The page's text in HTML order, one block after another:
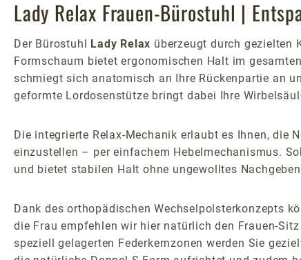
Lady Relax Frauen-Bürostuhl |
Der Bürostuhl Lady Relax überzeugt durch gezielten
Formschaum bietet ergonomischen Halt im
schmiegt sich anatomisch an Ihre Rückenpartie an
geformte Lordosenstütze bringt dabei Ihre
Die integrierte Relax-Mechanik erlaubt es Ihnen, die
einzustellen – per einfachem Hebelmechanismus.
und bietet stabilen Halt ohne ungewolltes
Dank des orthopädischen Wechselpolsterkonzepts
die Frau empfehlen wir hier natürlich den Frauen-
speziell gelagerten Federkernzonen werden Sie